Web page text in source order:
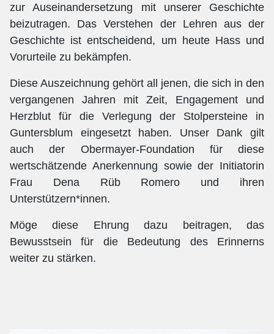
zur Auseinandersetzung mit unserer Geschichte
beizutragen. Das Verstehen der Lehren aus der
Geschichte ist entscheidend, um heute Hass und
Vorurteile zu bekämpfen.
Diese Auszeichnung gehört all jenen, die sich in den
vergangenen Jahren mit Zeit, Engagement und
Herzblut für die Verlegung der Stolpersteine in
Guntersblum eingesetzt haben. Unser Dank gilt
auch der Obermayer-Foundation für diese
wertschätzende Anerkennung sowie der Initiatorin
Frau Dena Rüb Romero und ihren
Unterstützern*innen.
Möge diese Ehrung dazu beitragen, das
Bewusstsein für die Bedeutung des Erinnerns
weiter zu stärken.